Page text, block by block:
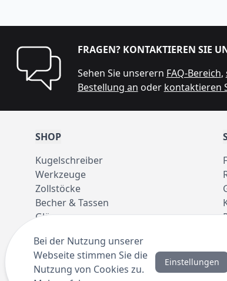
FRAGEN? KONTAKTIEREN SIE
Sehen Sie unserern FAQ-Bereich,
Bestellung an oder kontaktieren
SHOP
Kugelschreiber
Werkzeuge
Zollstöcke
Becher & Tassen
Gläser
Regenschirme
Bei der Nutzung unserer
Webseite stimmen Sie die
Nutzung von Cookies zu.
Einstellungen